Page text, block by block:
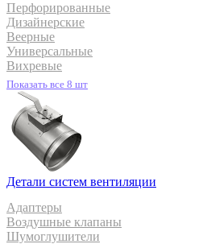
Перфорированные
Дизайнерские
Веерные
Универсальные
Вихревые
Показать все 8 шт
Детали систем вентиляции
Адаптеры
Воздушные клапаны
Шумоглушители